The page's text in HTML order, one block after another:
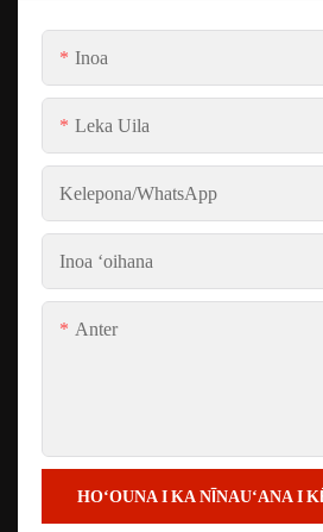
Inoa
Leka Uila
Kelepona/whatsApp
Inoa ʻoihana
Anter
HOʻOUNA I KA NĪNAUʻANA I